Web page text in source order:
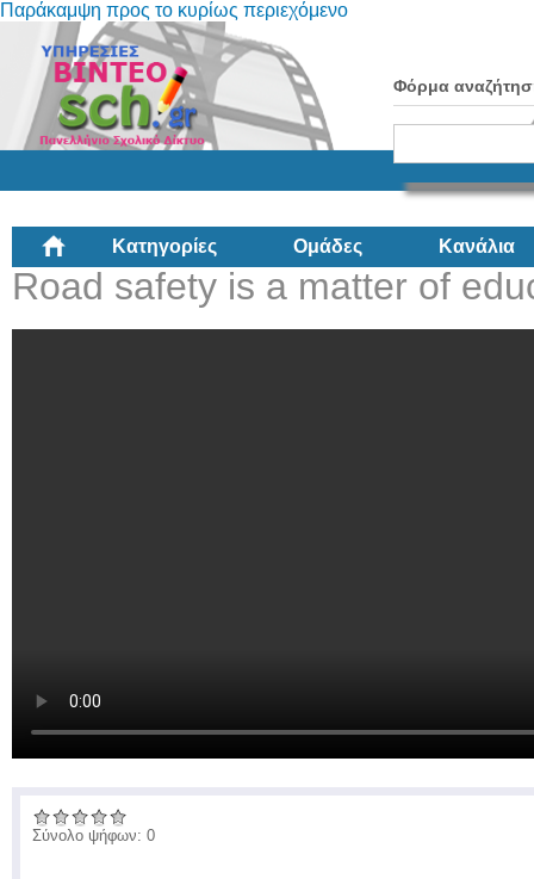
Παράκαμψη προς το κυρίως περιεχόμενο
Φόρμα
Κατηγορίες Ομάδες Κανάλια
Road safety is a matter of
Σύνολο ψήφων: 0